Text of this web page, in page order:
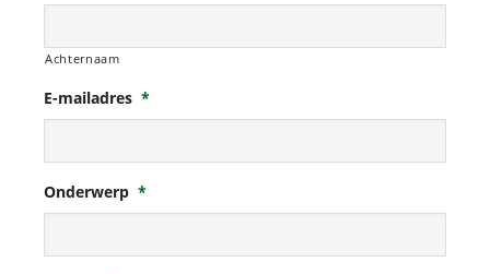
Achternaam
E-mailadres *
Onderwerp *